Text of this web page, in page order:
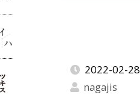
2022-02-28
nagajis